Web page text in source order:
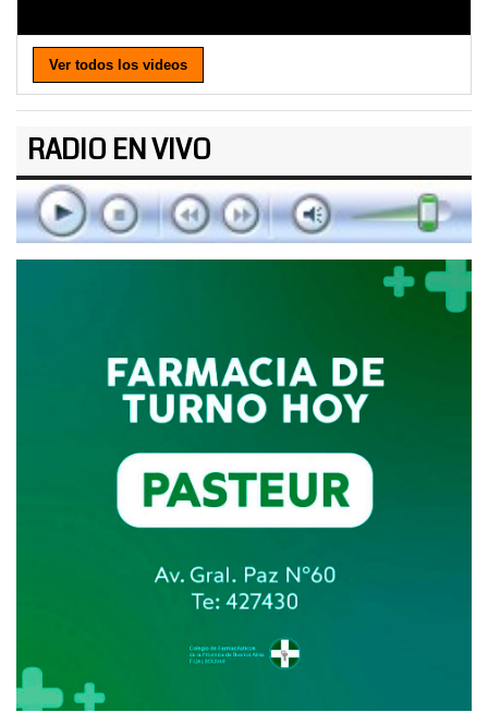
Ver todos los videos
RADIO EN VIVO